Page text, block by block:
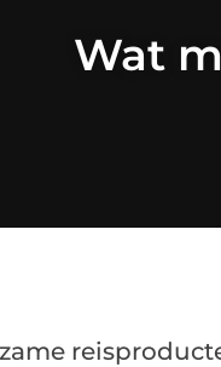
Wat